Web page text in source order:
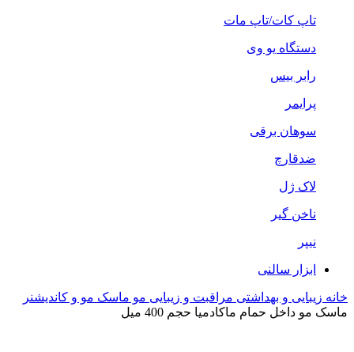
تاپ کات/تاپ مات
دستگاه یو وی
رابر بیس
پرایمر
سوهان برقی
ضدقارچ
لاک ژل
ناخن گیر
نیپر
ابزار سالنی
خانه زیبایی و بهداشتی مراقبت و زیبایی مو ماسک مو و کاندیشنر
ماسک مو داخل حمام ماکادمیا حجم 400 میل